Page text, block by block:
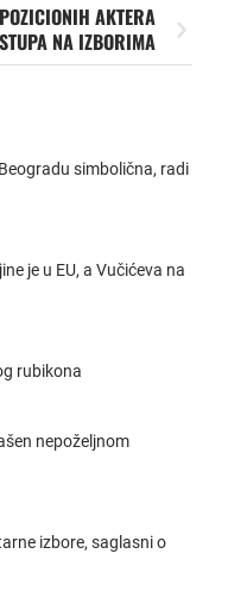
AKTERA
NA IZBORIMA
simbolična, radi
je u EU, a Vučićeva na
rubikona
nepoželjnom
izbore, saglasni o